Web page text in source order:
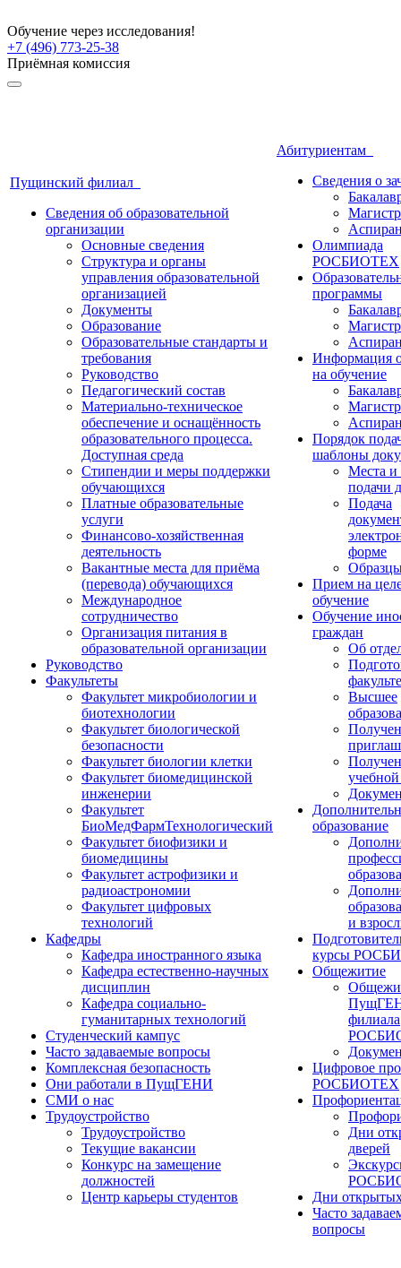
Обучение через исследования!
+7 (496) 773-25-38
Приёмная комиссия
Пущинский филиал
Сведения об образовательной
организации
Основные сведения
Структура и органы
управления образовательной
организацией
Документы
Образование
Образовательные стандарты и
требования
Руководство
Педагогический состав
Материально-техническое
обеспечение и оснащённость
образовательного процесса.
Доступная среда
Стипендии и меры поддержки
обучающихся
Платные образовательные
услуги
Финансово-хозяйственная
деятельность
Вакантные места для приёма
(перевода) обучающихся
Международное
сотрудничество
Организация питания в
образовательной организации
Руководство
Факультеты
Факультет микробиологии и
биотехнологии
Факультет биологической
безопасности
Факультет биологии клетки
Факультет биомедицинской
инженерии
Факультет
БиоМедФармТехнологический
Факультет биофизики и
биомедицины
Факультет астрофизики и
радиоастрономии
Факультет цифровых
технологий
Кафедры
Кафедра иностранного языка
Кафедра естественно-научных
дисциплин
Кафедра социально-
гуманитарных технологий
Студенческий кампус
Часто задаваемые вопросы
Комплексная безопасность
Они работали в ПущГЕНИ
СМИ о нас
Трудоустройство
Трудоустройство
Текущие вакансии
Конкурс на замещение
должностей
Центр карьеры студентов
Абитуриентам
Сведения о
Олимпиада
РОСБИОТЕХ
программы
Информация
на обучение
Порядок
шаблоны
Места и
подачи
Подача
форме
Прием на
обучение
Обучение
граждан
Об
Высшее
образование
и
курсы
Общежитие
филиала
Цифровое
РОСБИОТЕХ
Дни
дверей
Дни
Часто
вопросы